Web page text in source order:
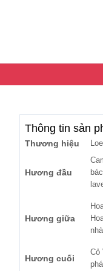
Thông tin sản
Thương hiệu
Hương đầu
Hương giữa
Hương cuối
Cỏ